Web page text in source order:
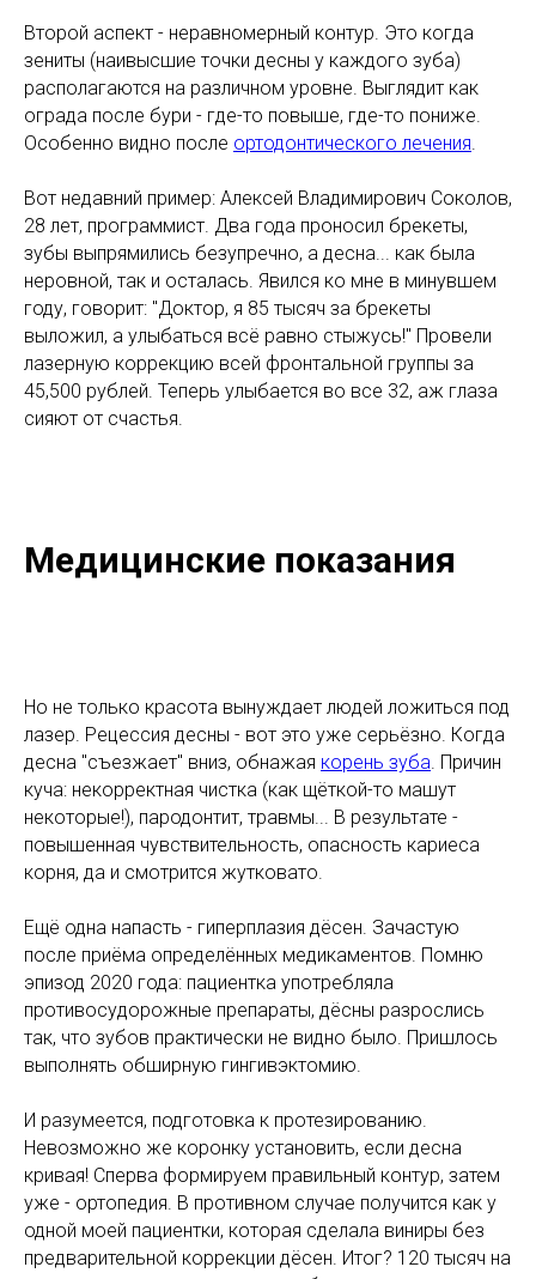
Второй аспект - неравномерный контур. Это когда
зениты (наивысшие точки десны у каждого зуба)
располагаются на различном уровне. Выглядит как
ограда после бури - где-то повыше, где-то пониже.
Особенно видно после ортодонтического лечения.
Вот недавний пример: Алексей Владимирович Соколов,
28 лет, программист. Два года проносил брекеты,
зубы выпрямились безупречно, а десна... как была
неровной, так и осталась. Явился ко мне в минувшем
году, говорит: "Доктор, я 85 тысяч за брекеты
выложил, а улыбаться всё равно стыжусь!" Провели
лазерную коррекцию всей фронтальной группы за
45,500 рублей. Теперь улыбается во все 32, аж глаза
сияют от счастья.
Медицинские показания
Но не только красота вынуждает людей ложиться под
лазер. Рецессия десны - вот это уже серьёзно. Когда
десна "съезжает" вниз, обнажая корень зуба. Причин
куча: некорректная чистка (как щёткой-то машут
некоторые!), пародонтит, травмы... В результате -
повышенная чувствительность, опасность кариеса
корня, да и смотрится жутковато.
Ещё одна напасть - гиперплазия дёсен. Зачастую
после приёма определённых медикаментов. Помню
эпизод 2020 года: пациентка употребляла
противосудорожные препараты, дёсны разрослись
так, что зубов практически не видно было. Пришлось
выполнять обширную гингивэктомию.
И разумеется, подготовка к протезированию.
Невозможно же коронку установить, если десна
кривая! Сперва формируем правильный контур, затем
уже - ортопедия. В противном случае получится как у
одной моей пациентки, которая сделала виниры без
предварительной коррекции дёсен. Итог? 120 тысяч на